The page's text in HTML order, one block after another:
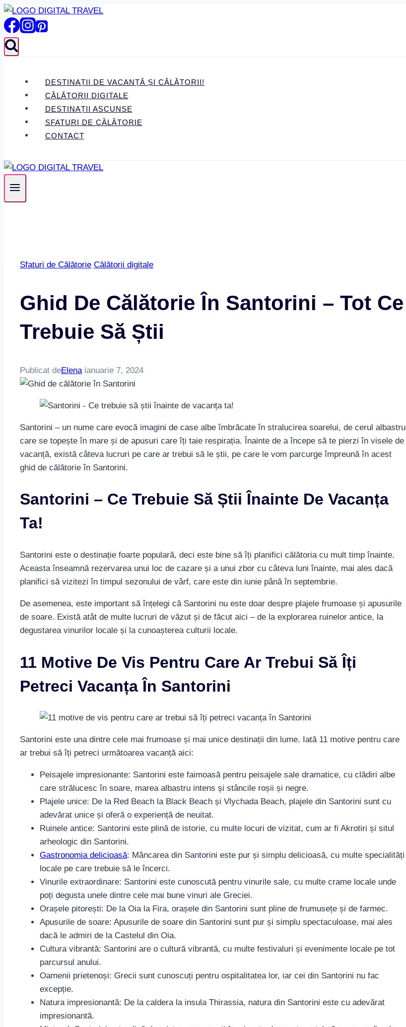
Skip
to
content
DESTINAȚII DE VACANȚĂ ȘI CĂLĂTORII!
CĂLĂTORII DIGITALE
DESTINAȚII ASCUNSE
SFATURI DE CĂLĂTORIE
CONTACT
Sfaturi de Călătorie Călătorii digitale
Ghid De Călătorie În Santorini – Tot Ce
Trebuie Să Știi
Publicat deElena ianuarie 7, 2024
Santorini – un nume care evocă imagini de case albe îmbrăcate în stralucirea soarelui, de cerul albastru
care se topește în mare și de apusuri care îți taie respirația. Înainte de a începe să te pierzi în visele de
vacanță, există câteva lucruri pe care ar trebui să le știi, pe care le vom parcurge împreună în acest
ghid de călătorie în Santorini.
Santorini – Ce Trebuie Să Știi Înainte De Vacanța
Ta!
Santorini este o destinație foarte populară, deci este bine să îți planifici călătoria cu mult timp înainte.
Aceasta înseamnă rezervarea unui loc de cazare și a unui zbor cu câteva luni înainte, mai ales dacă
planifici să vizitezi în timpul sezonului de vârf, care este din iunie până în septembrie.
De asemenea, este important să înțelegi că Santorini nu este doar despre plajele frumoase și apusurile
de soare. Există atât de multe lucruri de văzut și de făcut aici – de la explorarea ruinelor antice, la
degustarea vinurilor locale și la cunoașterea culturii locale.
11 Motive De Vis Pentru Care Ar Trebui Să Îți
Petreci Vacanța În Santorini
Santorini este una dintre cele mai frumoase și mai unice destinații din lume. Iată 11 motive pentru care
ar trebui să îți petreci următoarea vacanță aici:
Peisajele impresionante: Santorini este faimoasă pentru peisajele sale dramatice, cu clădiri albe
care strălucesc în soare, marea albastru intens și stâncile roșii și negre.
Plajele unice: De la Red Beach la Black Beach și Vlychada Beach, plajele din Santorini sunt cu
adevărat unice și oferă o experiență de neuitat.
Ruinele antice: Santorini este plină de istorie, cu multe locuri de vizitat, cum ar fi Akrotiri și situl
arheologic din Santorini.
Gastronomia delicioasă: Mâncarea din Santorini este pur și simplu delicioasă, cu multe specialități
locale pe care trebuie să le încerci.
Vinurile extraordinare: Santorini este cunoscută pentru vinurile sale, cu multe crame locale unde
poți degusta unele dintre cele mai bune vinuri ale Greciei.
Orașele pitorești: De la Oia la Fira, orașele din Santorini sunt pline de frumusețe și de farmec.
Apusurile de soare: Apusurile de soare din Santorini sunt pur și simplu spectaculoase, mai ales
dacă le admiri de la Castelul din Oia.
Cultura vibrantă: Santorini are o cultură vibrantă, cu multe festivaluri și evenimente locale pe tot
parcursul anului.
Oamenii prietenoși: Grecii sunt cunoscuți pentru ospitalitatea lor, iar cei din Santorini nu fac
excepție.
Natura impresionantă: De la caldera la insula Thirassia, natura din Santorini este cu adevărat
impresionantă.